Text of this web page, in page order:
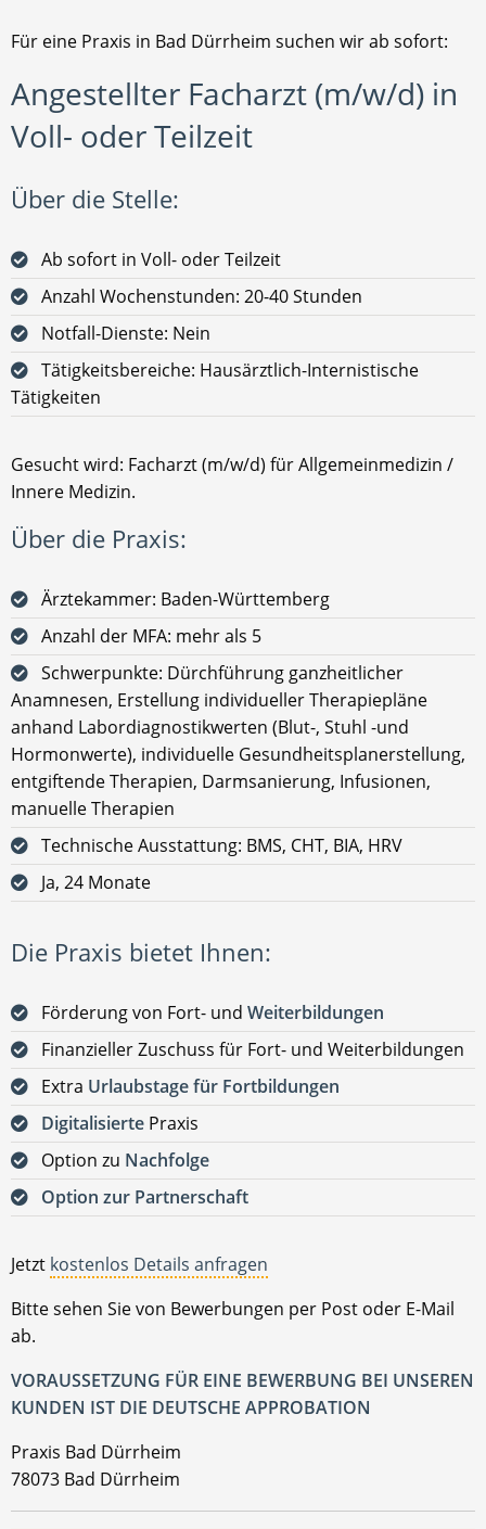
Für eine Praxis in Bad Dürrheim suchen wir ab sofort:
Angestellter Facharzt (m/w/d) in
Voll- oder Teilzeit
Über die Stelle:
Ab sofort in Voll- oder Teilzeit
Anzahl Wochenstunden: 20-40 Stunden
Notfall-Dienste: Nein
Tätigkeitsbereiche: Hausärztlich-Internistische
Tätigkeiten
Gesucht wird: Facharzt (m/w/d) für Allgemeinmedizin /
Innere Medizin.
Über die Praxis:
Ärztekammer: Baden-Württemberg
Anzahl der MFA: mehr als 5
Schwerpunkte: Dürchführung ganzheitlicher
Anamnesen, Erstellung individueller Therapiepläne
anhand Labordiagnostikwerten (Blut-, Stuhl -und
Hormonwerte), individuelle Gesundheitsplanerstellung,
entgiftende Therapien, Darmsanierung, Infusionen,
manuelle Therapien
Technische Ausstattung: BMS, CHT, BIA, HRV
Ja, 24 Monate
Die Praxis bietet Ihnen:
Förderung von Fort- und Weiterbildungen
Finanzieller Zuschuss für Fort- und Weiterbildungen
Extra Urlaubstage für Fortbildungen
Digitalisierte Praxis
Option zu Nachfolge
Option zur Partnerschaft
Jetzt kostenlos Details anfragen
Bitte sehen Sie von Bewerbungen per Post oder E-Mail
ab.
VORAUSSETZUNG FÜR EINE BEWERBUNG BEI UNSEREN
KUNDEN IST DIE DEUTSCHE APPROBATION
Praxis Bad Dürrheim
78073 Bad Dürrheim